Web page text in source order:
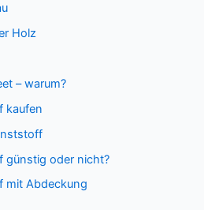
Holz
– warum?
kaufen
günstig oder nicht?
mit Abdeckung